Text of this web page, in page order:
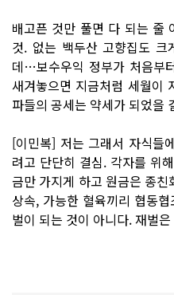
배고픈 것만 풀면 다 되는 줄
것. 없는 백두산 고향집도 크
데…보수우익 정부가 처음부
새겨놓으면 지금처럼 세월이
파들의 공세는 약세가 되었을
[이민복] 저는 그래서 자식들
려고 단단히 결심. 각자를 위
금만 가지게 하고 원금은 종
상속, 가능한 혈육끼리 협동
벌이 되는 것이 아니다. 재벌